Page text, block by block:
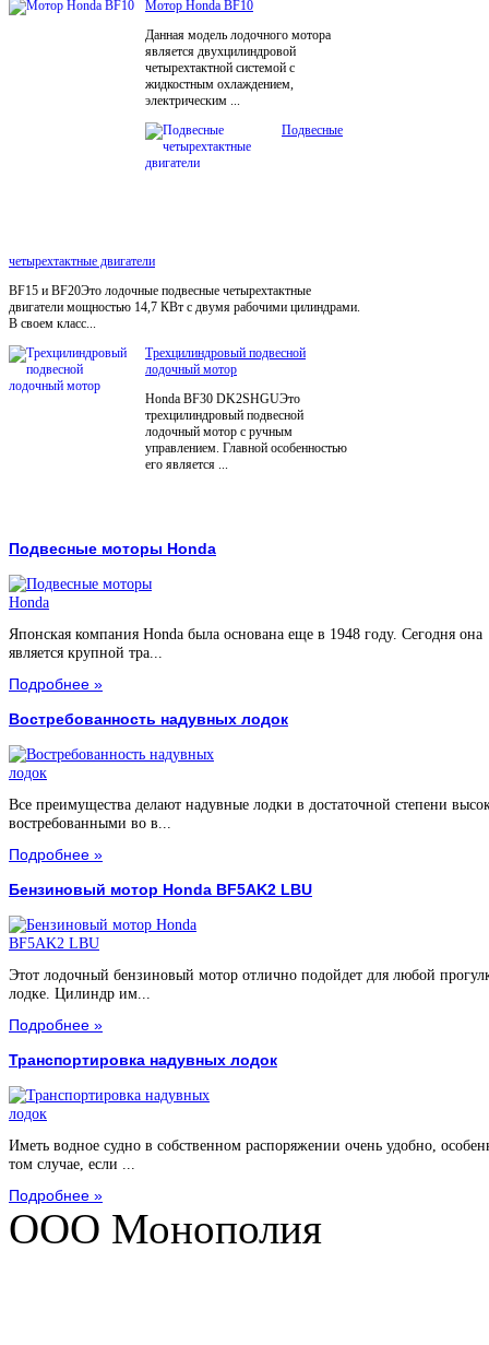
Мотор Honda BF10
Данная модель лодочного мотора
является двухцилиндровой
четырехтактной системой с
жидкостным охлаждением,
электрическим ...
Подвесные
четырехтактные двигатели
BF15 и BF20Это лодочные подвесные четырехтактные
двигатели мощностью 14,7 КВт с двумя рабочими цилиндрами.
В своем класс...
Трехцилиндровый подвесной
лодочный мотор
Honda BF30 DK2SHGUЭто
трехцилиндровый подвесной
лодочный мотор с ручным
управлением. Главной особенностью
его является ...
Подвесные моторы Honda
Японская компания Honda была основана еще в 1948 году. Сегодня она
является крупной тра...
Подробнее »
Востребованность надувных лодок
Все преимущества делают надувные лодки в достаточной степени
востребованными во в...
Подробнее »
Бензиновый мотор Honda BF5AK2 LBU
Этот лодочный бензиновый мотор отлично подойдет для любой
лодке. Цилиндр им...
Подробнее »
Транспортировка надувных лодок
Иметь водное судно в собственном распоряжении очень удобно,
том случае, если ...
Подробнее »
ООО Монополия